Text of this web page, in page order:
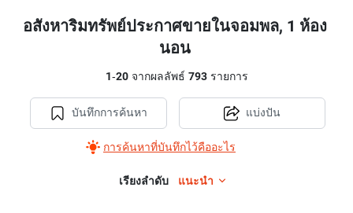
อสังหาริมทรัพย์ประกาศขายในจอมพล, 1 ห้อง
นอน
1-20จากผลลัพธ์ 793รายการ
บันทึกการค้นหา
การค้นหาที่บันทึกไว้คืออะไร
แบ่งปัน
เรียงลำดับ แนะนำ